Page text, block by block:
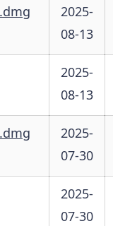
2025-
08-13
2025-
08-13
2025-
07-30
2025-
07-30